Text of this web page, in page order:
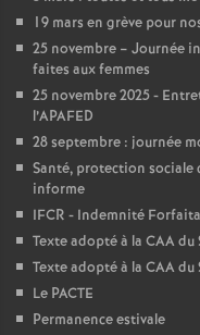
19 mars en grève pour
25 novembre – Journée
faites aux femmes
25 novembre 2025 -
l’APAFED
28 septembre : journée
Santé, protection sociale
informe
IFCR - Indemnité
Texte adopté à la CAA
Texte adopté à la CAA du
Le PACTE
Permanence estivale